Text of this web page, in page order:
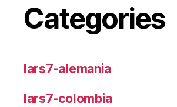
Categories
lars7-alemania
lars7-colombia